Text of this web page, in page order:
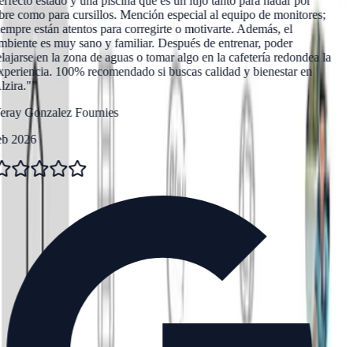
como para cursillos. Mención especial al equipo de monitores;
están atentos para corregirte o motivarte. Además, el
es muy sano y familiar. Después de entrenar, poder
en la zona de aguas o tomar algo en la cafetería redondea la
100% recomendado si buscas calidad y bienestar en
”
Gonzalez Fournies
2026